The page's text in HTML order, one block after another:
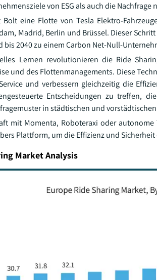
von ESG als auch die
eine Flotte von Tesla Elektro-
Madrid, Berlin und Brüssel. Dieser
2040 zu einem Carbon Net-Null-
Lernen revolutionieren die Ride
und des Flottenmanagements. Diese
und verbessern gleichzeitig die
Entscheidungen zu treffen,
in städtischen und
mit Momenta, Roboteraxi oder
Plattform, um die Effizienz und
Market Analysis